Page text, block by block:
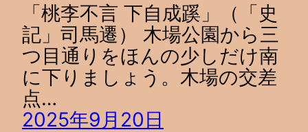
「桃李不言 下自成蹊」（「史
記」司馬遷） 木場公園から三
つ目通りをほんの少しだけ南
に下りましょう。木場の交差
点…
2025年9月20日